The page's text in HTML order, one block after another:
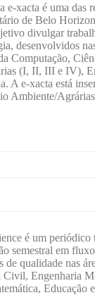
e-xacta é uma das
de Belo
divulgar
desenvolvidos
Computação,
(I, II, III e IV),
A e-xacta está
Ambiente/
é um
semestral em
de qualidade nas
Engenharia
Educação